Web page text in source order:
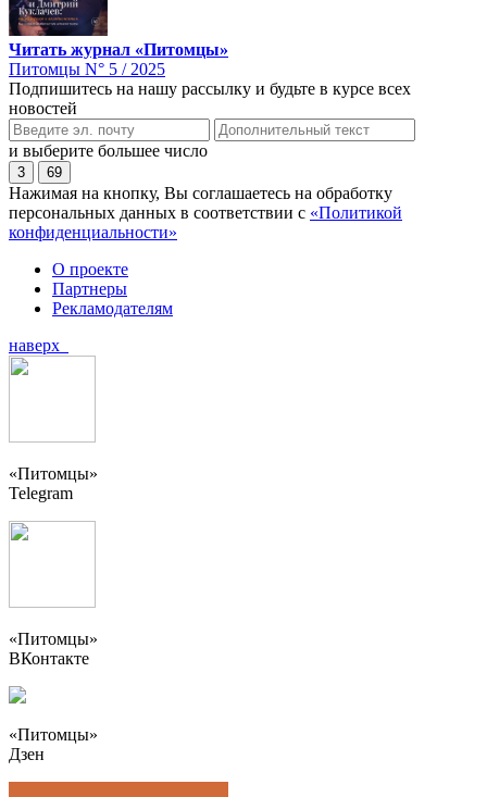
Читать журнал «Питомцы»
Питомцы N° 5 / 2025
Подпишитесь на нашу рассылку и будьте в курсе всех
новостей
и выберите большее число
3 69
Нажимая на кнопку, Вы соглашаетесь на обработку
персональных данных в соответствии с «Политикой
конфиденциальности»
О проекте
Партнеры
Рекламодателям
наверх
«Питомцы»
Telegram
«Питомцы»
ВКонтакте
«Питомцы»
Дзен